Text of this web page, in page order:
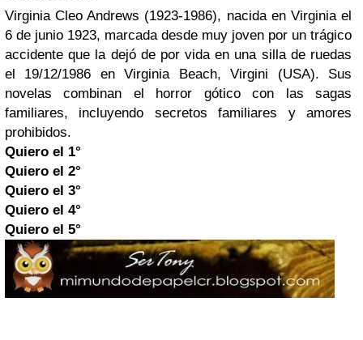
Virginia Cleo Andrews (1923-1986), nacida en Virginia el
6 de junio 1923, marcada desde muy joven por un trágico
accidente que la dejó de por vida en una silla de ruedas
el 19/12/1986 en Virginia Beach, Virgini (USA). Sus
novelas combinan el horror gótico con las sagas
familiares, incluyendo secretos familiares y amores
prohibidos.
Quiero el 1°
Quiero el 2°
Quiero el 3°
Quiero el 4°
Quiero el 5°